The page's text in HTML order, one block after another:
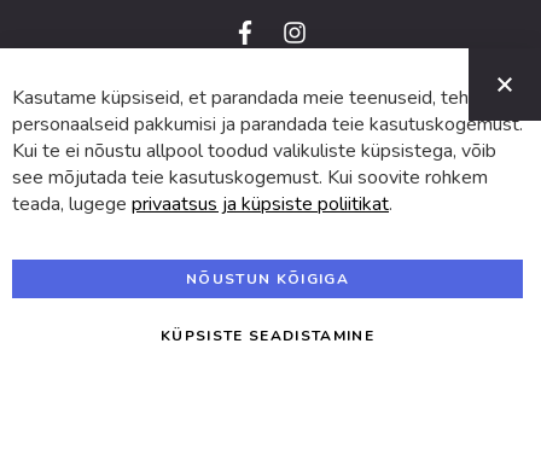
f
a
e
b
o
o
k
i
n
t
a
g
r
a
m
© 2024 SUVA. Kõik õigused kaitstud.
Kasutame küpsiseid, et parandada meie teenuseid, teha
personaalseid pakkumisi ja parandada teie kasutuskogemust.
Kui te ei nõustu allpool toodud valikuliste küpsistega, võib
see mõjutada teie kasutuskogemust. Kui soovite rohkem
teada, lugege privaatsus ja küpsiste poliitikat.
NÕUSTUN KÕIGIGA
KÜPSISTE SEADISTAMINE